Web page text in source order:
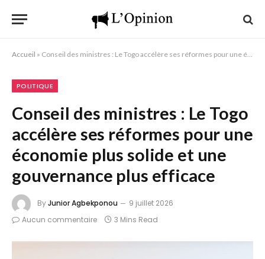
Accueil » Conseil des ministres : Le Togo accélère ses réformes pour une économie plus solide et une gouvernance plus efficace
POLITIQUE
Conseil des ministres : Le Togo
accélère ses réformes pour une
économie plus solide et une
gouvernance plus efficace
ByJunior Agbekponou
9 juillet 2026
Aucun commentaire
3 Mins Read